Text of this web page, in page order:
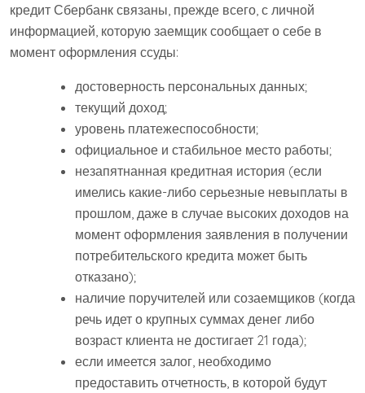
кредит Сбербанк связаны, прежде всего, с личной
информацией, которую заемщик сообщает о себе в
момент оформления ссуды:
достоверность персональных данных;
текущий доход;
уровень платежеспособности;
официальное и стабильное место работы;
незапятнанная кредитная история (если
имелись какие-либо серьезные невыплаты в
прошлом, даже в случае высоких доходов на
момент оформления заявления в получении
потребительского кредита может быть
отказано);
наличие поручителей или созаемщиков (когда
речь идет о крупных суммах денег либо
возраст клиента не достигает 21 года);
если имеется залог, необходимо
предоставить отчетность, в которой будут